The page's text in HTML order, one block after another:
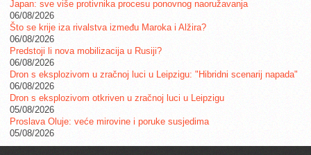
Japan: sve više protivnika procesu ponovnog naoružavanja
06/08/2026
Što se krije iza rivalstva između Maroka i Alžira?
06/08/2026
Predstoji li nova mobilizacija u Rusiji?
06/08/2026
Dron s eksplozivom u zračnoj luci u Leipzigu: "Hibridni scenarij napada"
06/08/2026
Dron s eksplozivom otkriven u zračnoj luci u Leipzigu
05/08/2026
Proslava Oluje: veće mirovine i poruke susjedima
05/08/2026